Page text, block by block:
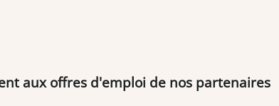
aux offres d'emploi de nos partenaires